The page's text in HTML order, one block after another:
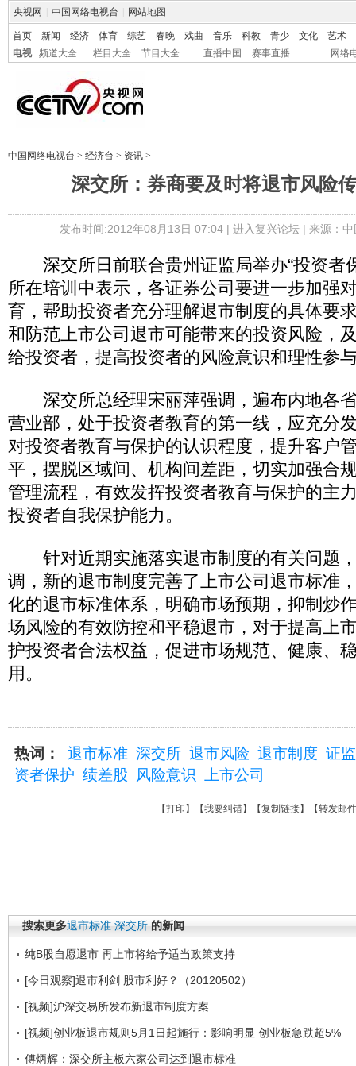
央视网 中国网络电视台 网站地图
首页 新闻 经济 体育 综艺 春晚 戏曲 音乐 科教 青少 文化
艺术
电视
频道大全 栏目大全 节目大全 直播中国 赛事直播 网络
中国网络电视台 > 经济台 > 资讯 >
深交所：券商要及时将退市风险
发布时间:2012年08月13日 07:04 | 进入复兴论坛| 来源：
深交所日前联合贵州证监局举办“投资者
所在培训中表示，各证券公司要进一步加强
育，帮助投资者充分理解退市制度的具体要
和防范上市公司退市可能带来的投资风险，
给投资者，提高投资者的风险意识和理性参
深交所总经理宋丽萍强调，遍布内地各
营业部，处于投资者教育的第一线，应充分
对投资者教育与保护的认识程度，提升客户
平，摆脱区域间、机构间差距，切实加强合
管理流程，有效发挥投资者教育与保护的主
投资者自我保护能力。
针对近期实施落实退市制度的有关问题
调，新的退市制度完善了上市公司退市标准
化的退市标准体系，明确市场预期，抑制炒
场风险的有效防控和平稳退市，对于提高上
护投资者合法权益，促进市场规范、健康、
用。
热词： 退市标准 深交所 退市风险 退市制度 证
资者保护 绩差股 风险意识 上市公司
【打印 】【我要纠错】【复制链接】【转发邮件
搜索更多退市标准 深交所 的新闻
纯B股自愿退市 再上市将给予适当政策支持
[今日观察]退市利剑 股市利好？（20120502）
[视频]沪深交易所发布新退市制度方案
[视频]创业板退市规则5月1日起施行：影响明显 创业板急跌超5%
傅炳辉：深交所主板六家公司达到退市标准